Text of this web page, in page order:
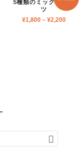
5種類のミックスナッ
ツ
¥1,800– ¥2,200